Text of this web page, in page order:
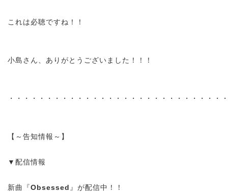
これは必聴ですね！！
小島さん、ありがとうございました！！！
・・・・・・・・・・・・・・・・・・・・・・・・・・・・
【～告知情報～】
▼配信情報
新曲『Obsessed 』が配信中！！